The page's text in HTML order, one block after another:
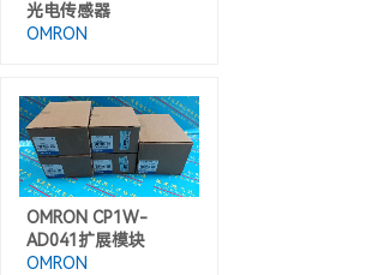
光电传感器
OMRON
OMRON CP1W-
AD041扩展模块
OMRON